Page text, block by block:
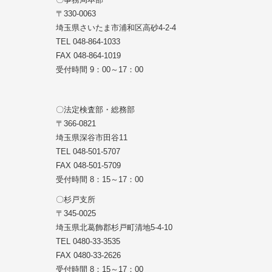
〒330-0063
埼玉県さいたま市浦和区高砂4-2-4
TEL 048-864-1033
FAX 048-864-1019
受付時間 9：00～17：00
〇法定検査部・総務部
〒366-0821
埼玉県深谷市田谷11
TEL 048-501-5707
FAX 048-501-5709
受付時間 8：15～17：00
〇杉戸支所
〒345-0025
埼玉県北葛飾郡杉戸町清地5-4-10
TEL 0480-33-3535
FAX 0480-33-2626
受付時間 8：15～17：00